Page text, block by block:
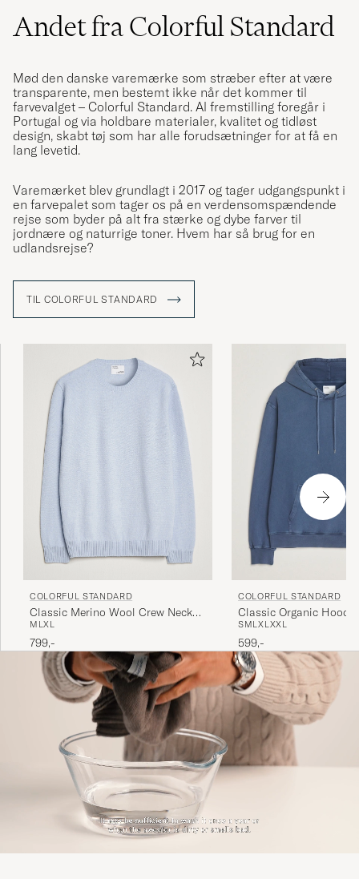
KATARINA J KØBTE PÅ CAREOFCARL.SE
Alt gikk greit.
OLE B KØBTE PÅ CAREOFCARL.NO
inte så bred.
HENRIK N KØBTE PÅ CAREOFCARL.SE
Andet fra Colorful Standard
Mød den danske varemærke som stræber efter at være
transparente, men bestemt ikke når det kommer til
farvevalget – Colorful Standard. Al fremstilling foregår i
Portugal og via holdbare materialer, kvalitet og tidløst
design, skabt tøj som har alle forudsætninger for at få en
lang levetid.
Varemærket blev grundlagt i 2017 og tager udgangspunkt i
en farvepalet som tager os på en verdensomspændende
rejse som byder på alt fra stærke og dybe farver til
jordnære og naturrige toner. Hvem har så brug for en
udlandsrejse?
TIL COLORFUL STANDARD
COLORFUL STANDARD
Classic Merino Wool Crew Neck
Polar Blue
M LXL
799,-
COLORFUL STANDARD
Classic Organic Hood
Blue
SMLXLXXL
599,-